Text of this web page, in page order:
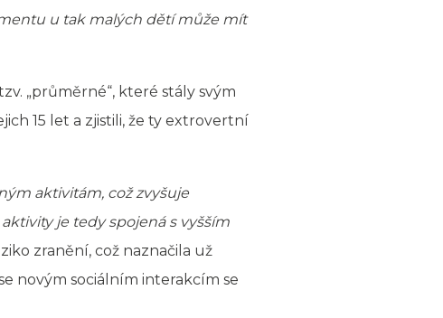
u tak malých dětí může mít
„průměrné“, které stály svým
15 let a zjistili, že ty extrovertní
aktivitám, což zvyšuje
je tedy spojená s vyšším
zranění, což naznačila už
novým sociálním interakcím se